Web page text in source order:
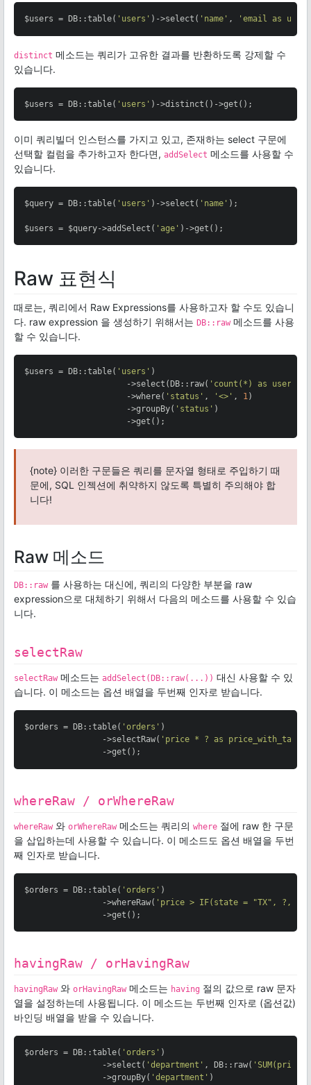
$users = DB::table( 'users' )->select( 'name' , 'email as
distinct 메소드는 쿼리가 고유한 결과를 반환하도록 강제할 수
있습니다.
$users = DB::table( 'users' )->distinct()->get();
이미 쿼리빌더 인스턴스를 가지고 있고, 존재하는 select 구문에
선택할 컬럼을 추가하고자 한다면, addSelect 메소드를 사용할 수
있습니다.
$query = DB::table( 'users' )->select( 'name' );
$users = $query->addSelect( 'age' )->get();
Raw 표현식
때로는, 쿼리에서 Raw Expressions를 사용하고자 할 수도 있습니
다. raw expression 을 생성하기 위해서는 DB::raw 메소드를 사용
할 수 있습니다.
$users = DB::table( 'users' )
                     ->select(DB::raw(
'count(*) as
                     ->where(
'status' , '<>' , 1)
                     ->groupBy(
'status' )
                     ->get();
{note} 이러한 구문들은 쿼리를 문자열 형태로 주입하기 때
문에, SQL 인젝션에 취약하지 않도록 특별히 주의해야 합
니다!
Raw 메소드
DB::raw 를 사용하는 대신에, 쿼리의 다양한 부분을 raw
expression으로 대체하기 위해서 다음의 메소드를 사용할 수 있습
니다.
selectRaw
selectRaw 메소드는 addSelect(DB::raw(...)) 대신 사용할 수 있
습니다. 이 메소드는 옵션 배열을 두번째 인자로 받습니다.
$orders = DB::table( 'orders' )
                ->selectRaw(
'price * ? as price_with_tax'
                ->get();
whereRaw / orWhereRaw
whereRaw 와 orWhereRaw 메소드는 쿼리의 where 절에 raw 한 구문
을 삽입하는데 사용할 수 있습니다. 이 메소드도 옵션 배열을 두번
째 인자로 받습니다.
$orders = DB::table( 'orders' )
                ->whereRaw(
'price > IF(state = "TX", ?,
                ->get();
havingRaw / orHavingRaw
havingRaw 와 orHavingRaw 메소드는 having 절의 값으로 raw 문자
열을 설정하는데 사용됩니다. 이 메소드는 두번째 인자로 (옵션값)
바인딩 배열을 받을 수 있습니다.
$orders = DB::table( 'orders' )
                ->select(
'department' , DB::raw(
                ->groupBy(
'department' )